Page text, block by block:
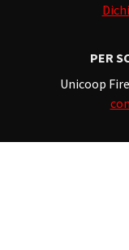
PER
Unicoop